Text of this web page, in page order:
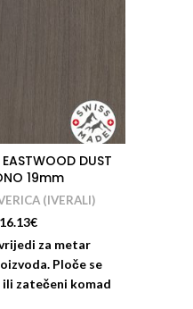
DUST
19mm
(IVERALI)
16.13€
za metar
Ploče se
zatečeni komad